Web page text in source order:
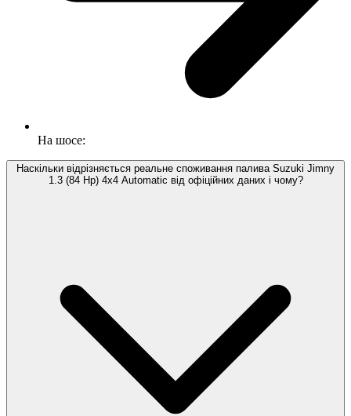
На шосе:
Наскільки відрізняється реальне споживання палива Suzuki Jimny
1.3 (84 Hp) 4x4 Automatic від офіційних даних і чому?